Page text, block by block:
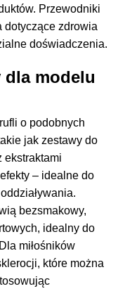
Przewodniki
dotyczące zdrowia
doświadczenia.
dla modelu
o podobnych
jak zestawy do
ekstraktami
– idealne do
bezsmakowy,
idealny do
miłośników
które można